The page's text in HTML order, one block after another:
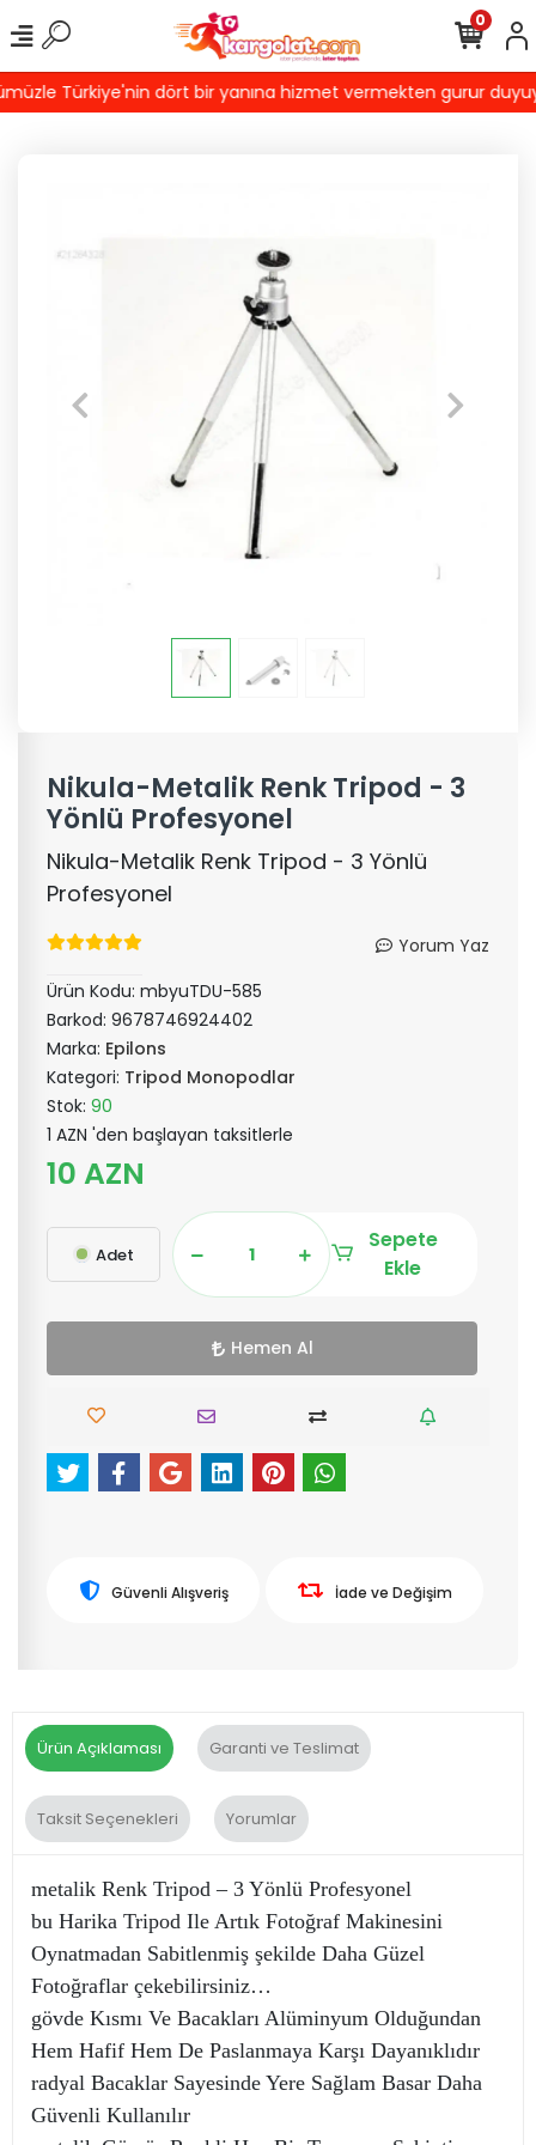
Türkiye'nin dört bir yanına hizmet vermekten gurur
0
Nikula-Metalik Renk Tripod - 3
Yönlü Profesyonel
Nikula-Metalik Renk Tripod - 3 Yönlü
Profesyonel
Yorum Yaz
Ürün Kodu: mbyuTDU-585
Barkod: 9678746924402
Marka: Epilons
Kategori: Tripod Monopodlar
Stok: 90
1 AZN 'den başlayan taksitlerle
10 AZN
Adet
Sepete
Ekle
Hemen Al
Güvenli Alışveriş İade ve Değişim
Ürün Açıklaması Garanti ve Teslimat
Taksit Seçenekleri Yorumlar
metalik Renk Tripod – 3 Yönlü Profesyonel
bu Harika Tripod Ile Artık Fotoğraf Makinesini
Oynatmadan Sabitlenmiş şekilde Daha Güzel
Fotoğraflar çekebilirsiniz…
gövde Kısmı Ve Bacakları Alüminyum Olduğundan
Hem Hafif Hem De Paslanmaya Karşı Dayanıklıdır
radyal Bacaklar Sayesinde Yere Sağlam Basar Daha
Güvenli Kullanılır